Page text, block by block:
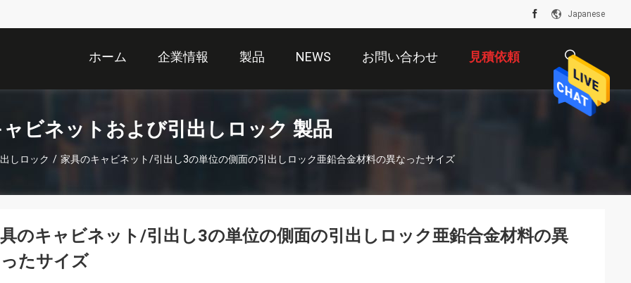
Japanese
ホーム 企業情報 製品 NEWS お問い合わせ 見積依頼
ャビネットおよび引出しロック 製品
しロック / 家具のキャビネット/引出し3の単位の側面の引出しロック亜鉛合金材料の異なったサイズ
のキャビネット/引出し3の単位の側面の引出しロック亜鉛合金材料の異
たサイズ